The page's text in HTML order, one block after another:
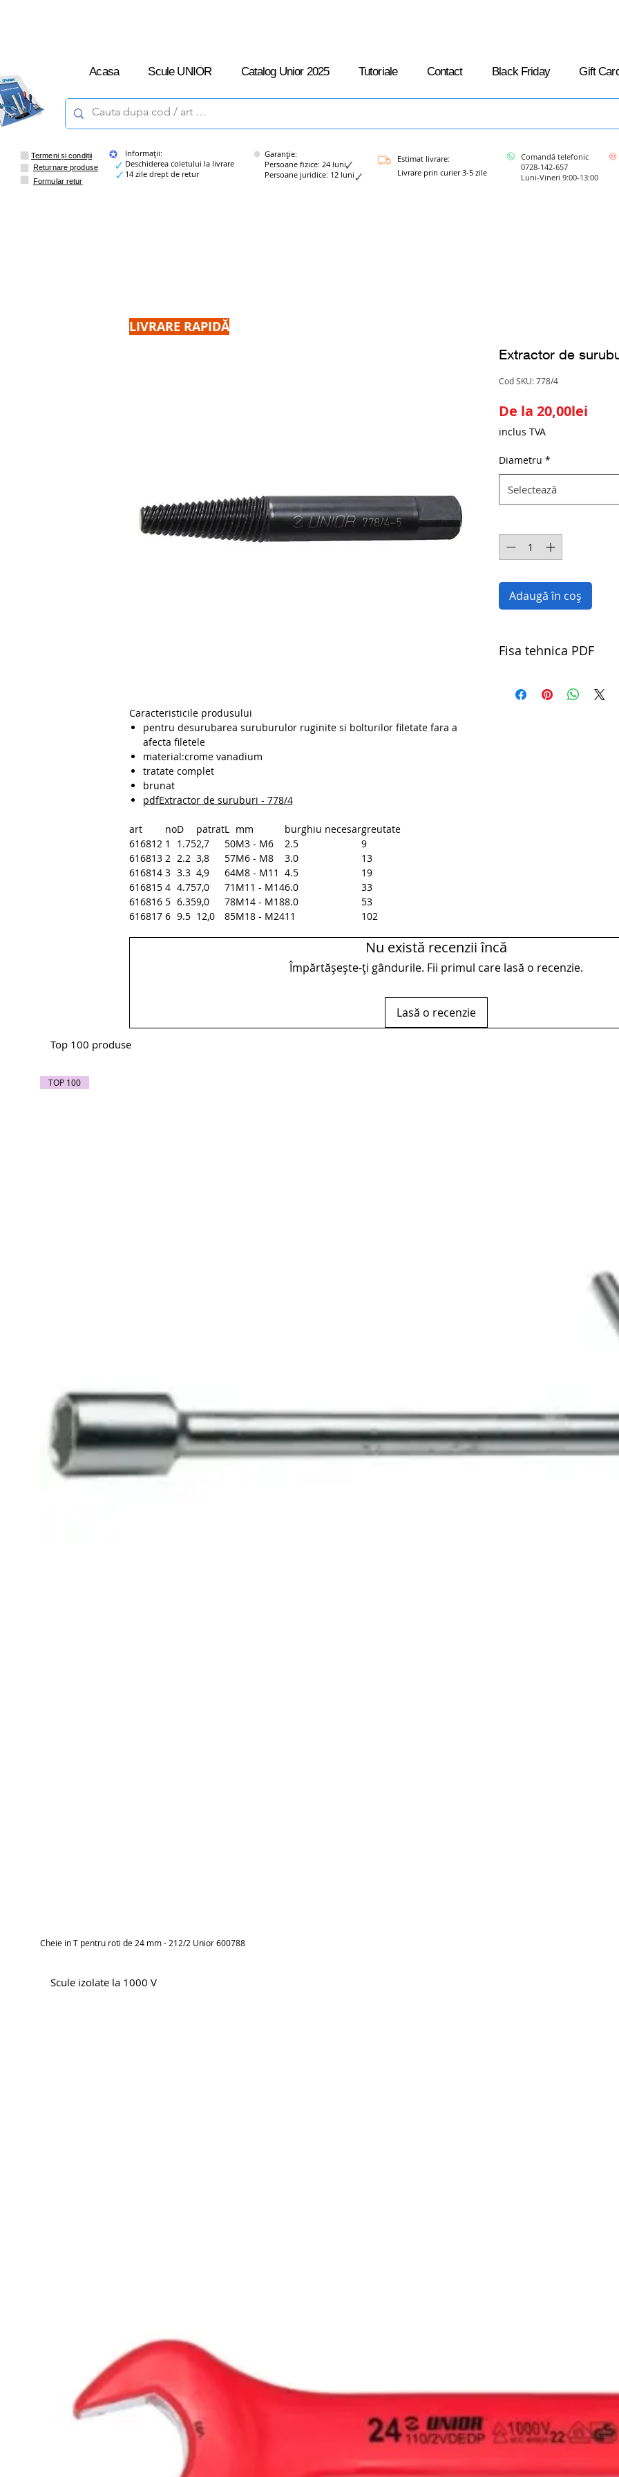
Acasa Scule UNIOR Catalog Unior 2025 Tutoriale Contact Black Friday Gift
Termeni și condiții
Returnare produse
Formular retur
Informații:
Deschiderea coletului la livrare
14 zile drept de retur
Garanție:
Persoane fizice: 24 luni
Persoane juridice: 12 luni
Estimat livrare:
Livrare prin curier 3-5 zile
Comandă telefonic
0728-142-657
Luni-Vineri 9:00-13:00
Caracteristicile produsului
pentru desurubarea suruburulor ruginite si bolturilor filetate fara a
afecta filetele
material:crome vanadium
tratate complet
brunat
pdfExtractor de suruburi - 778/4
art noD patratL mm burghiu necesargreutate
616812 1 1.752,7 50M3 - M6 2.5
9
616813 2 2.2 3,8 57M6 - M8 3.0
13
616814 3 3.3 4,9 64M8 - M11 4.5
19
616815 4 4.757,0 71 M11 - M146.0
33
616816 5 6.359,0 78M14 - M188.0
53
616817 6 9.5 12,0 85M18 - M2411 102
Extractor de
Cod SKU: 778/4
De la 20,00leiPreț
inclus TVA
Diametru *
Selectează
Adaugă în coș
Fisa tehnica PDF
Nu există recenzii încă
Împărtășește-ți gândurile. Fii primul care lasă o recenzie.
Lasă o recenzie
Top 100 produse
TOP 100
Cheie in T pentru roti de 24 mm - 212/2 Unior 600788
LIVRARE RAPIDĂ
Scule izolate la 1000 V